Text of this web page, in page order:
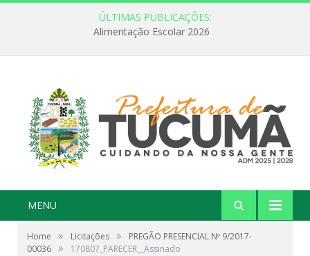
ÚLTIMAS PUBLICAÇÕES:
Alimentação Escolar 2026
MENU
Home » Licitações »
PREGÃO PRESENCIAL Nº 9/2017-
00036 » 170807_PARECER__Assinado